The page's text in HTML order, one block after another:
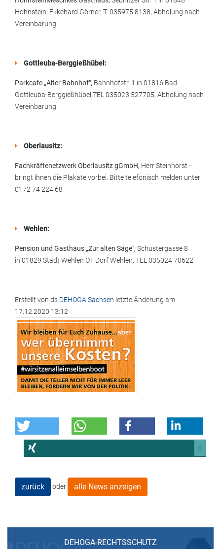
Hohnstein, Ekkehard Görner, T. 035975 8138, Abholung nach
Vereinbarung
Gottleuba-Berggießhübel:
Parkcafe „Alter Bahnhof", Bahnhofstr. 1 in 01816 Bad
Gottleuba-Berggießhübel,TEL 035023 527705, Abholung nach
Vereinbarung
Oberlausitz:
Fachkräftenetzwerk Oberlausitz gGmbH, Herr Steinhorst -
bringt ihnen die Plakate vorbei. Bitte telefonisch melden unter
0172 74 224 68
Wehlen:
Pension und Gasthaus „Zur alten Säge", Schustergasse 8
in 01829 Stadt Wehlen OT Dorf Wehlen, TEL 035024 70622
Erstellt von ds DEHOGA Sachsen letzte Änderung am
17.12.2020 13:12
0
zurück oder alle News anzeigen
DEHOGA-RECHTSSCHUTZ